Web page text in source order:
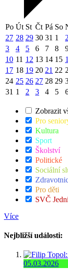
Po Út St Čt Pá So
27 28 29 30 31 1
2
3
4 5 6 7 8
10 11 12 13 14 15
17 18 19 20 21 22
24 25 26 27 28 29
31 1 2 3 4 5
Zobrazit
Pro
Kultura
Sport
Školství
Politické
Sociální
Pro děti
SVČ
Více
Nejbližší události:
05.03.2026